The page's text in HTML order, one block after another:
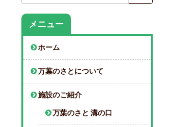
索:
メニュー
ホーム
万葉のさとについて
施設のご紹介
万葉のさと 溝の口